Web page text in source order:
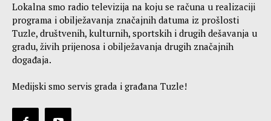
Lokalna smo radio televizija na koju se računa u realizaciji
programa i obilježavanja značajnih datuma iz prošlosti
Tuzle, društvenih, kulturnih, sportskih i drugih dešavanja u
gradu, živih prijenosa i obilježavanja drugih značajnih
događaja.
Medijski smo servis grada i građana Tuzle!